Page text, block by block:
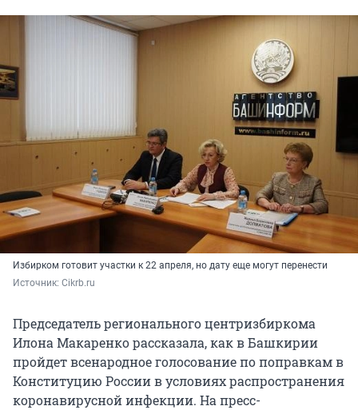
Избирком готовит участки к 22 апреля, но дату еще могут перенести
Источник: Cikrb.ru
Председатель регионального центризбиркома
Илона Макаренко рассказала, как в Башкирии
пройдет всенародное голосование по поправкам в
Конституцию России в условиях распространения
коронавирусной инфекции. На пресс-